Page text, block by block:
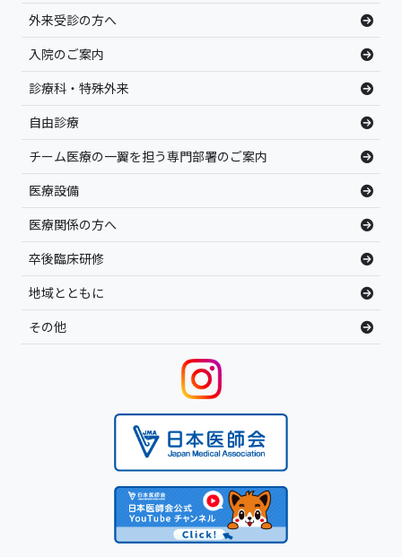
外来受診の方へ
入院のご案内
診療科・特殊外来
自由診療
チーム医療の一翼を担う専門部署のご案内
医療設備
医療関係の方へ
卒後臨床研修
地域とともに
その他